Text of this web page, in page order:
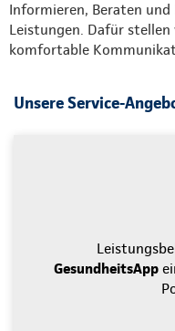
Informieren, Beraten
Leistungen. Dafür
komfortable
Unsere Service-
GesundheitsApp